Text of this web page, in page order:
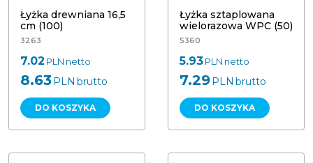
Łyżka drewniana 16,5
cm (100)
3263
7.02 PLN netto
8.63PLN brutto
DO KOSZYKA
Łyżka sztaplowana
wielorazowa WPC (50)
5360
5.93PLN netto
7.29PLN brutto
DO KOSZYKA
Łyżka transparentna wielorazowa